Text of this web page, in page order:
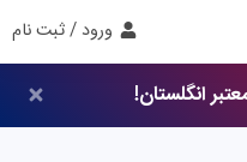
ورود / ثبت نام
انگلستان!